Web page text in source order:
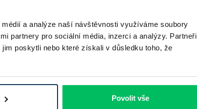
a analýze naší návštěvnosti využíváme soubory
partnery pro sociální média, inzerci a analýzy. Partneři
poskytli nebo které získali v důsledku toho, že
Povolit vše
velice rychle